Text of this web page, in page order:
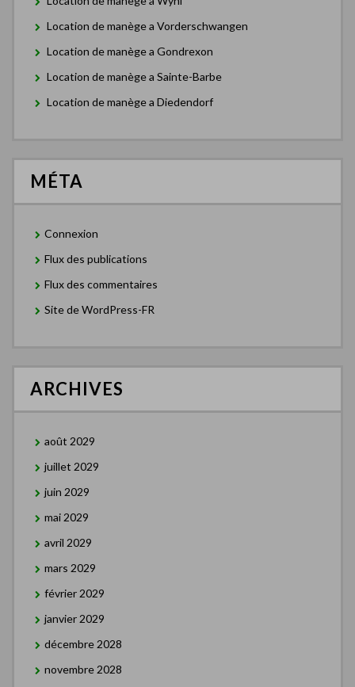
Location de manège a Vorderschwangen
Location de manège a Gondrexon
Location de manège a Sainte-Barbe
Location de manège a Diedendorf
MÉTA
Connexion
Flux des publications
Flux des commentaires
Site de WordPress-FR
ARCHIVES
août 2029
juillet 2029
juin 2029
mai 2029
avril 2029
mars 2029
février 2029
janvier 2029
décembre 2028
novembre 2028